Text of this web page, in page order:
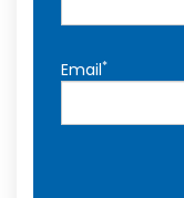
Email*